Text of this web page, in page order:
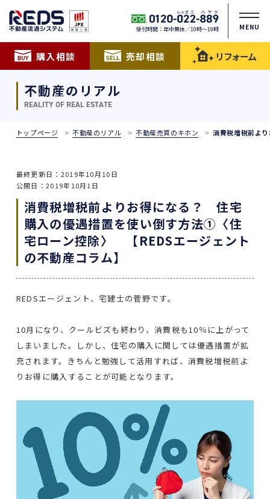
受付時間：年中無休／10時〜19時 MENU
購入相談 売却相談 リフォーム
不動産のリアル
REALITY OF REAL ESTATE
トップページ 不動産のリアル 不動産売買のキホン 消費税増税前よ
最終更新日：2019年10月10日
公開日：2019年10月1日
消費税増税前よりお得になる？ 住宅
購入の優遇措置を使い倒す方法①〈住
宅ローン控除〉 【REDSエージェント
の不動産コラム】
REDSエージェント、宅建士の菅野です。
10月になり、クールビズも終わり、消費税も10％に上がって
しまいました。しかし、住宅の購入に関しては優遇措置が拡
充されます。きちんと勉強して活用すれば、消費税増税前よ
りお得に購入することが可能となります。